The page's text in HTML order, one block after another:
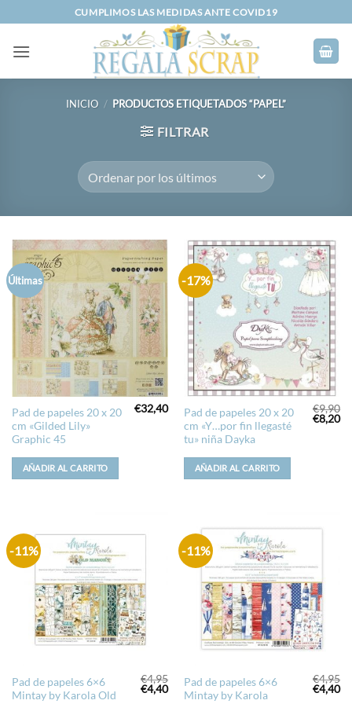
al
contenido
CUMPLIMOS LAS MEDIDAS ANTE COVID19
INICIO / PRODUCTOS ETIQUETADOS “PAPEL”
FILTRAR
Últimas
Pad de papeles 20 x 20
cm «Gilded Lily»
Graphic 45
€32,40
AÑADIR AL CARRITO
-17%
Pad de papeles 20 x 20
cm «Y…por fin llegasté
tu» niña Dayka
€9,90
El
precio
€8,20El
AÑADIR AL CARRITO
-11%
Pad de papeles 6×6
Mintay by Karola Old
€4,95
El
precio
€4,40El
precio
-11%
Pad de papeles 6×6
Mintay by Karola
€4,95
El
precio
€4,40El